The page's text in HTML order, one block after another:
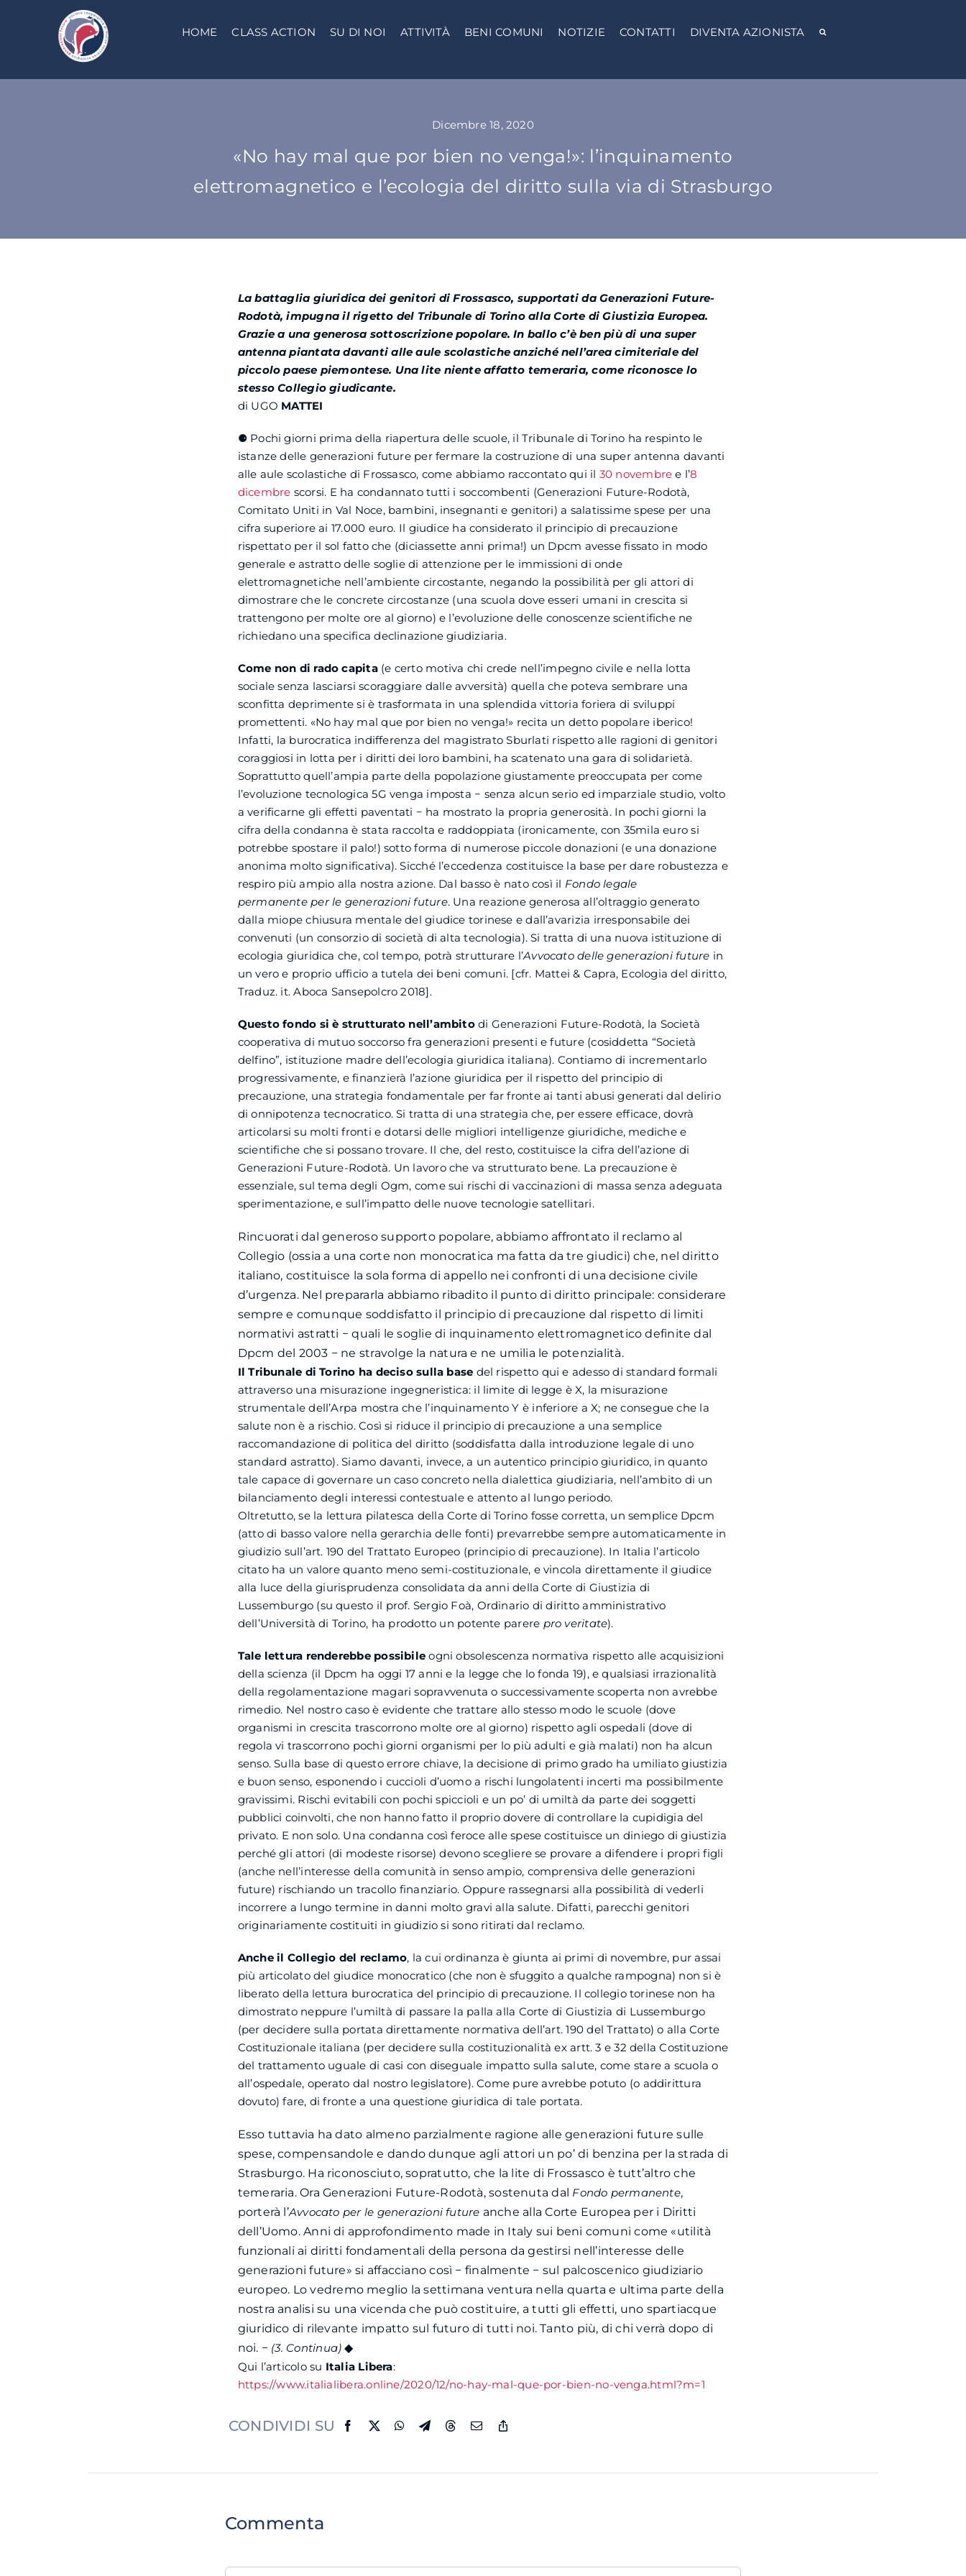
HOME CLASS ACTION SU DI NOI ATTIVITÀ BENI COMUNI NOTIZIE CONTATTI DIVENTA AZIONISTA
Dicembre 18, 2020
«No hay mal que por bien no venga!»: l’inquinamento
elettromagnetico e l’ecologia del diritto sulla via di Strasburgo
La battaglia giuridica dei genitori di Frossasco, supportati da Generazioni Future-
Rodotà, impugnail rigetto del Tribunale di Torinoalla Corte di Giustizia Europea.
Grazie a una generosa sottoscrizione popolare. In ballo c’è ben più di una super
antenna piantata davanti alle aule scolastiche anziché nell’area cimiteriale del
piccolo paese piemontese. Una lite niente affatto temeraria, come riconosce lo
stesso Collegio giudicante.
di UGO MATTEI
⚈ Pochi giorni prima della riapertura delle scuole, il Tribunale di Torino ha respinto le
istanze delle generazioni future per fermare la costruzione di una super antenna davanti
alle aule scolastiche di Frossasco, come abbiamo raccontato qui il 30 novembre e l’8
dicembre scorsi. E ha condannato tutti i soccombenti (Generazioni Future-Rodotà,
Comitato Uniti in Val Noce, bambini, insegnanti e genitori) a salatissime spese per una
cifra superiore ai 17.000 euro. Il giudice ha considerato il principio di precauzione
rispettato per il sol fatto che (diciassette anni prima!) un Dpcm avesse fissato in modo
generale e astratto delle soglie di attenzione per le immissioni di onde
elettromagnetiche nell’ambiente circostante, negando la possibilità per gli attori di
dimostrare che le concrete circostanze (una scuola dove esseri umani in crescita si
trattengono per molte ore al giorno) e l’evoluzione delle conoscenze scientifiche ne
richiedano una specifica declinazione giudiziaria.
Come non di rado capita (e certo motiva chi crede nell’impegno civile e nella lotta
sociale senza lasciarsi scoraggiare dalle avversità) quella che poteva sembrare una
sconfitta deprimente si è trasformata in una splendida vittoria foriera di sviluppi
promettenti. «No hay mal que por bien no venga!» recita un detto popolare iberico!
Infatti, la burocratica indifferenza del magistrato Sburlati rispetto alle ragioni di genitori
coraggiosi in lotta per i diritti dei loro bambini, ha scatenato una gara di solidarietà.
Soprattutto quell’ampia parte della popolazione giustamente preoccupata per come
l’evoluzione tecnologica 5G venga imposta − senza alcun serio ed imparziale studio, volto
a verificarne gli effetti paventati − ha mostrato la propria generosità. In pochi giorni la
cifra della condanna è stata raccolta e raddoppiata (ironicamente, con 35mila euro si
potrebbe spostare il palo!) sotto forma di numerose piccole donazioni (e una donazione
anonima molto significativa). Sicché l’eccedenza costituisce la base per dare robustezza e
respiro più ampio alla nostra azione. Dal basso è nato così il Fondo legale
permanente per le generazioni future. Una reazione generosa all’oltraggio generato
dalla miope chiusura mentale del giudice torinese e dall’avarizia irresponsabile dei
convenuti (un consorzio di società di alta tecnologia). Si tratta di una nuova istituzione di
ecologia giuridica che, col tempo, potrà strutturare l’Avvocato delle generazioni future in
un vero e proprio ufficio a tutela dei beni comuni. [cfr. Mattei & Capra, Ecologia del diritto,
Traduz. it. Aboca Sansepolcro 2018].
Questo fondo si è strutturato nell’ambitodi Generazioni Future-Rodotà, la Società
cooperativa di mutuo soccorso fra generazioni presenti e future (cosiddetta “Società
delfino”, istituzione madre dell’ecologia giuridica italiana). Contiamo di incrementarlo
progressivamente, e finanzierà l’azione giuridica per il rispetto del principio di
precauzione, una strategia fondamentale per far fronte ai tanti abusi generati dal delirio
di onnipotenza tecnocratico. Si tratta di una strategia che, per essere efficace, dovrà
articolarsi su molti fronti e dotarsi delle migliori intelligenze giuridiche, mediche e
scientifiche che si possano trovare. Il che, del resto, costituisce la cifra dell’azione di
Generazioni Future-Rodotà. Un lavoro che va strutturato bene. La precauzione è
essenziale, sul tema degli Ogm, come sui rischi di vaccinazioni di massa senza adeguata
sperimentazione, e sull’impatto delle nuove tecnologie satellitari.
Rincuorati dal generoso supporto popolare, abbiamo affrontato il reclamo al
Collegio (ossia a una corte non monocratica ma fatta da tre giudici) che, nel diritto
italiano, costituisce la sola forma di appello nei confronti di una decisione civile
d’urgenza. Nel prepararla abbiamo ribadito il punto di diritto principale: considerare
sempre e comunque soddisfatto il principio di precauzione dal rispetto di limiti
normativi astratti − quali le soglie di inquinamento elettromagnetico definite dal
Dpcm del 2003 − ne stravolge la natura e ne umilia le potenzialità.
Il Tribunale di Torino ha deciso sulla base del rispetto qui e adesso di standard formali
attraverso una misurazione ingegneristica: il limite di legge è X, la misurazione
strumentale dell’Arpa mostra che l’inquinamento Y è inferiore a X; ne consegue che la
salute non è a rischio. Così si riduce il principio di precauzione a una semplice
raccomandazione di politica del diritto (soddisfatta dalla introduzione legale di uno
standard astratto). Siamo davanti, invece, a un autentico principio giuridico, in quanto
tale capace di governare un caso concreto nella dialettica giudiziaria, nell’ambito di un
bilanciamento degli interessi contestuale e attento al lungo periodo.
Oltretutto, se la lettura pilatesca della Corte di Torino fosse corretta, un semplice Dpcm
(atto di basso valore nella gerarchia delle fonti) prevarrebbe sempre automaticamente in
giudizio sull’art. 190 del Trattato Europeo (principio di precauzione). In Italia l’articolo
citato ha un valore quanto meno semi-costituzionale, e vincola direttamente il giudice
alla luce della giurisprudenza consolidata da anni della Corte di Giustizia di
Lussemburgo (su questo il prof. Sergio Foà, Ordinario di diritto amministrativo
dell’Università di Torino, ha prodotto un potente parere pro veritate).
Tale lettura renderebbe possibile ogni obsolescenza normativa rispetto alle acquisizioni
della scienza (il Dpcm ha oggi 17 anni e la legge che lo fonda 19), e qualsiasi irrazionalità
della regolamentazione magari sopravvenuta o successivamente scoperta non avrebbe
rimedio. Nel nostro caso è evidente che trattare allo stesso modo le scuole (dove
organismi in crescita trascorrono molte ore al giorno) rispetto agli ospedali (dove di
regola vi trascorrono pochi giorni organismi per lo più adulti e già malati) non ha alcun
senso. Sulla base di questo errore chiave, la decisione di primo grado ha umiliato giustizia
e buon senso, esponendo i cuccioli d’uomo a rischi lungolatenti incerti ma possibilmente
gravissimi. Rischi evitabili con pochi spiccioli e un po’ di umiltà da parte dei soggetti
pubblici coinvolti, che non hanno fatto il proprio dovere di controllare la cupidigia del
privato. E non solo. Una condanna così feroce alle spese costituisce un diniego di giustizia
perché gli attori (di modeste risorse) devono scegliere se provare a difendere i propri figli
(anche nell’interesse della comunità in senso ampio, comprensiva delle generazioni
future) rischiando un tracollo finanziario. Oppure rassegnarsi alla possibilità di vederli
incorrere a lungo termine in danni molto gravi alla salute. Difatti, parecchi genitori
originariamente costituiti in giudizio si sono ritirati dal reclamo.
Anche il Collegio del reclamo, la cui ordinanza è giunta ai primi di novembre, pur assai
più articolato del giudice monocratico (che non è sfuggito a qualche rampogna) non si è
liberato della lettura burocratica del principio di precauzione. Il collegio torinese non ha
dimostrato neppure l’umiltà di passare la palla alla Corte di Giustizia di Lussemburgo
(per decidere sulla portata direttamente normativa dell’art. 190 del Trattato) o alla Corte
Costituzionale italiana (per decidere sulla costituzionalità ex artt. 3 e 32 della Costituzione
del trattamento uguale di casi con diseguale impatto sulla salute, come stare a scuola o
all’ospedale, operato dal nostro legislatore). Come pure avrebbe potuto (o addirittura
dovuto) fare, di fronte a una questione giuridica di tale portata.
Esso tuttavia ha dato almeno parzialmente ragione alle generazioni future sulle
spese, compensandole e dando dunque agli attori un po’ di benzina per la strada di
Strasburgo. Ha riconosciuto, sopratutto, che la lite di Frossasco è tutt’altro che
temeraria. Ora Generazioni Future-Rodotà, sostenuta dal Fondo permanente,
porterà l’Avvocato per le generazioni future anche alla Corte Europea per i Diritti
dell’Uomo. Anni di approfondimento made in Italy sui beni comuni come «utilità
funzionali ai diritti fondamentali della persona da gestirsi nell’interesse delle
generazioni future» si affacciano così − finalmente − sul palcoscenico giudiziario
europeo. Lo vedremo meglio la settimana ventura nella quarta e ultima parte della
nostra analisi su una vicenda che può costituire, a tutti gli effetti, uno spartiacque
giuridico di rilevante impatto sul futuro di tutti noi. Tanto più, di chi verrà dopo di
noi. − (3. Continua) ◆
Qui l’articolo su Italia Libera:
https://www.italialibera.online/2020/12/no-hay-mal-que-por-bien-no-venga.html?m=1
CONDIVIDI SU
Commenta